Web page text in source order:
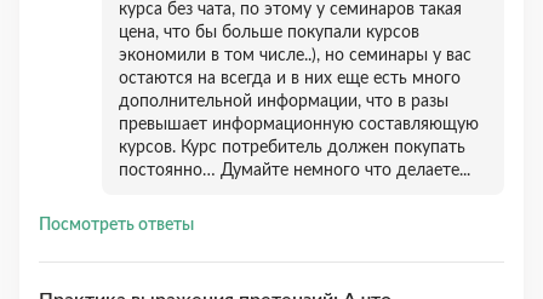
курса без чата, по этому у семинаров такая
цена, что бы больше покупали курсов
экономили в том числе..), но семинары у вас
остаются на всегда и в них еще есть много
дополнительной информации, что в разы
превышает информационную составляющую
курсов. Курс потребитель должен покупать
постоянно… Думайте немного что делаете...
Посмотреть ответы